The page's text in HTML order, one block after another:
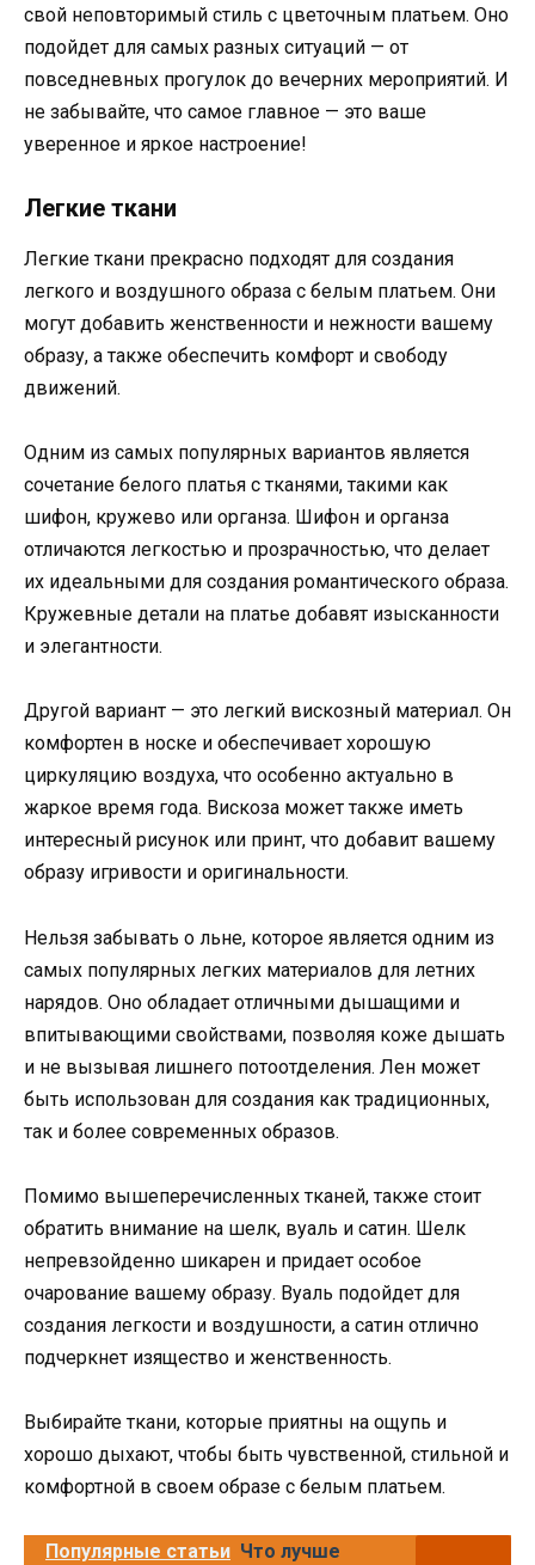
свой неповторимый стиль с цветочным платьем. Оно
подойдет для самых разных ситуаций — от
повседневных прогулок до вечерних мероприятий. И
не забывайте, что самое главное — это ваше
уверенное и яркое настроение!
Легкие ткани
Легкие ткани прекрасно подходят для создания
легкого и воздушного образа с белым платьем. Они
могут добавить женственности и нежности вашему
образу, а также обеспечить комфорт и свободу
движений.
Одним из самых популярных вариантов является
сочетание белого платья с тканями, такими как
шифон, кружево или органза. Шифон и органза
отличаются легкостью и прозрачностью, что делает
их идеальными для создания романтического образа.
Кружевные детали на платье добавят изысканности
и элегантности.
Другой вариант — это легкий вискозный материал. Он
комфортен в носке и обеспечивает хорошую
циркуляцию воздуха, что особенно актуально в
жаркое время года. Вискоза может также иметь
интересный рисунок или принт, что добавит вашему
образу игривости и оригинальности.
Нельзя забывать о льне, которое является одним из
самых популярных легких материалов для летних
нарядов. Оно обладает отличными дышащими и
впитывающими свойствами, позволяя коже дышать
и не вызывая лишнего потоотделения. Лен может
быть использован для создания как традиционных,
так и более современных образов.
Помимо вышеперечисленных тканей, также стоит
обратить внимание на шелк, вуаль и сатин. Шелк
непревзойденно шикарен и придает особое
очарование вашему образу. Вуаль подойдет для
создания легкости и воздушности, а сатин отлично
подчеркнет изящество и женственность.
Выбирайте ткани, которые приятны на ощупь и
хорошо дыхают, чтобы быть чувственной, стильной и
комфортной в своем образе с белым платьем.
Популярные статьи Что лучше